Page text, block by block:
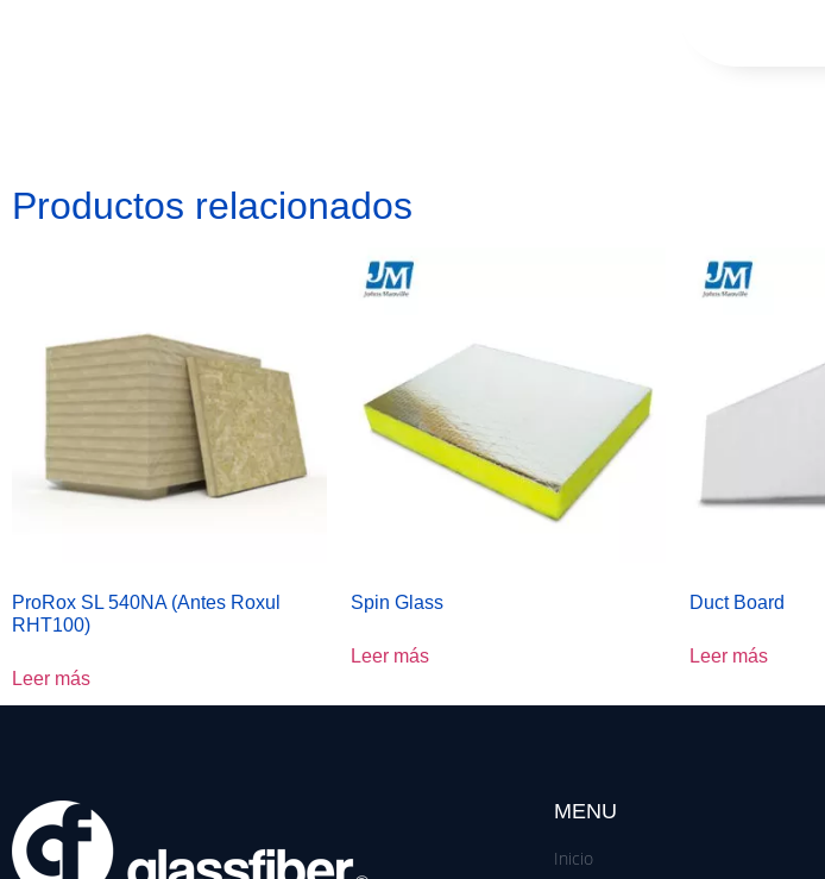
Productos relacionados
ProRox SL 540NA (Antes Roxul
RHT100)
Leer más
Spin Glass
Leer más
Duct Board
Leer más
MENU
Inicio